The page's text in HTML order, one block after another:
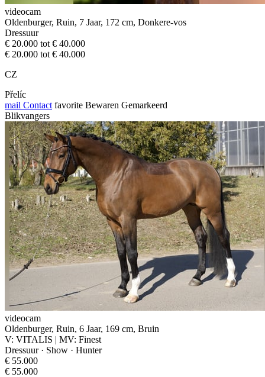
videocam
Oldenburger, Ruin, 7 Jaar, 172 cm, Donkere-vos
Dressuur
€ 20.000 tot € 40.000
€ 20.000 tot € 40.000
CZ
Přelíc
mail Contact favorite Bewaren Gemarkeerd
Blikvangers
videocam
Oldenburger, Ruin, 6 Jaar, 169 cm, Bruin
V: VITALIS | MV: Finest
Dressuur · Show · Hunter
€ 55.000
€ 55.000